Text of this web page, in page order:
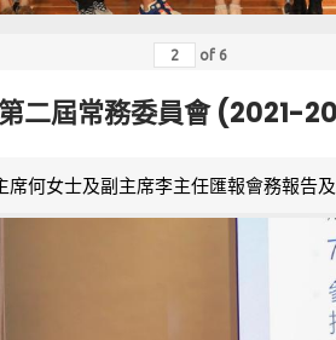
of 6
二屆常務委員會 (2021-
席何女士及副主席李主任匯報會務報告